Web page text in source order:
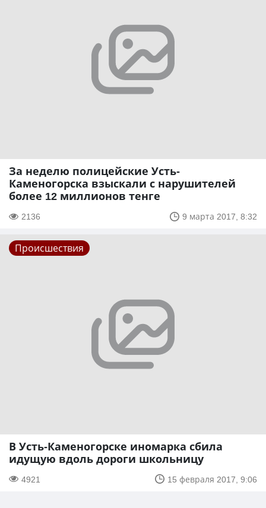
За неделю полицейские Усть-
Каменогорска взыскали с нарушителей
более 12 миллионов тенге
2136 9 марта 2017, 8:32
Происшествия
В Усть-Каменогорске иномарка сбила
идущую вдоль дороги школьницу
4921 15 февраля 2017, 9:06